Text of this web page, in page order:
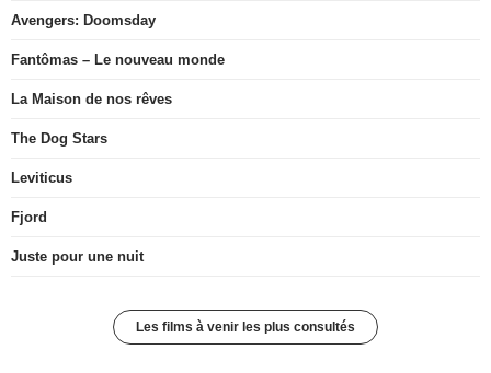
Avengers: Doomsday
Fantômas – Le nouveau monde
La Maison de nos rêves
The Dog Stars
Leviticus
Fjord
Juste pour une nuit
Les films à venir les plus consultés